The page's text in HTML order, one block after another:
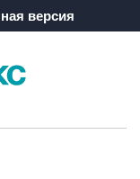
версия